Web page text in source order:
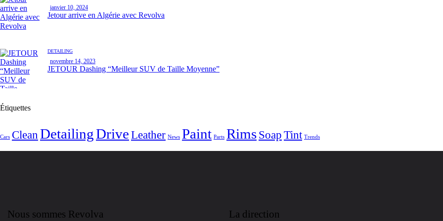
janvier 10, 2024
Jetour arrive en Algérie avec Revolva
DETAILING
novembre 14, 2023
JETOUR Dashing “Meilleur SUV de Taille Moyenne”
Étiquettes
Cars Clean DetailingDriveLeather News Paint Parts RimsSoapTint Trends
Nous sommes Revolva La direction